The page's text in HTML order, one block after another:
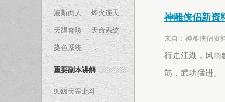
波斯商人 烽火连天
天降奇珍 天命系统
染色系统
重要副本讲解
90级天罡北斗
神雕侠侣新资
来自：神雕侠侣资
行走江湖，风雨
筋，武功猛进。